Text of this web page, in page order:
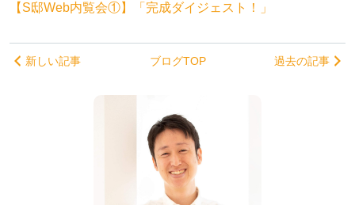
【S邸Web内覧会①】「完成ダイジェスト！」
新しい記事 ブログTOP 過去の記事